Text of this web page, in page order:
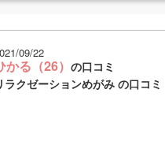
09/22
かる（26） の口コミ
ラクゼーションめがみ の口コミ